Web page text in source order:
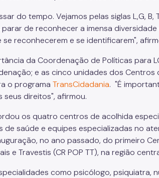
do tempo. Vejamos pelas siglas L,G, B,
de reconhecer a imensa
reconhecerem e se identificarem",
da Coordenação de Políticas para
e as cinco unidades dos Centros
o programa TransCidadania. "É
direitos", afirmou.
os quatro centros de acolhida
de saúde e equipes especializadas no
no ano passado, do primeiro
e Travestis (CR POP TT), na região
como psicólogo, psiquiatra,